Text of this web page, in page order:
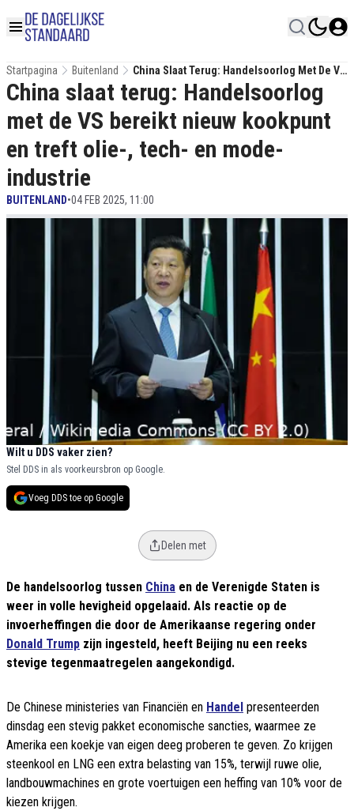
Startpagina Buitenland
China Slaat Terug: Handelsoorlog Met De VS
Bereikt Nieuw Kookpunt En Treft Olie-, Tech-
En Mode-Industrie
China slaat terug: Handelsoorlog
met de VS bereikt nieuw kookpunt
en treft olie-, tech- en mode-
industrie
BUITENLAND•04 FEB 2025, 11:00
Wilt u DDS vaker zien?
Stel DDS in als voorkeursbron op Google.
Voeg DDS toe op Google
Delen met
De handelsoorlog tussen China en de Verenigde Staten is
weer in volle hevigheid opgelaaid. Als reactie op de
invoerheffingen die door de Amerikaanse regering onder
Donald Trump zijn ingesteld, heeft Beijing nu een reeks
stevige tegenmaatregelen aangekondigd.
De Chinese ministeries van Financiën en Handel presenteerden
dinsdag een stevig pakket economische sancties, waarmee ze
Amerika een koekje van eigen deeg proberen te geven. Zo krijgen
steenkool en LNG een extra belasting van 15%, terwijl ruwe olie,
landbouwmachines en grote voertuigen een heffing van 10% voor de
kiezen krijgen.